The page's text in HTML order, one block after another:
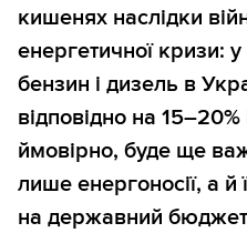
кишенях наслідки
енергетичної кризи:
бензин і дизель в
відповідно на
ймовірно, буде ще
лише енергоносії, а й
на державний